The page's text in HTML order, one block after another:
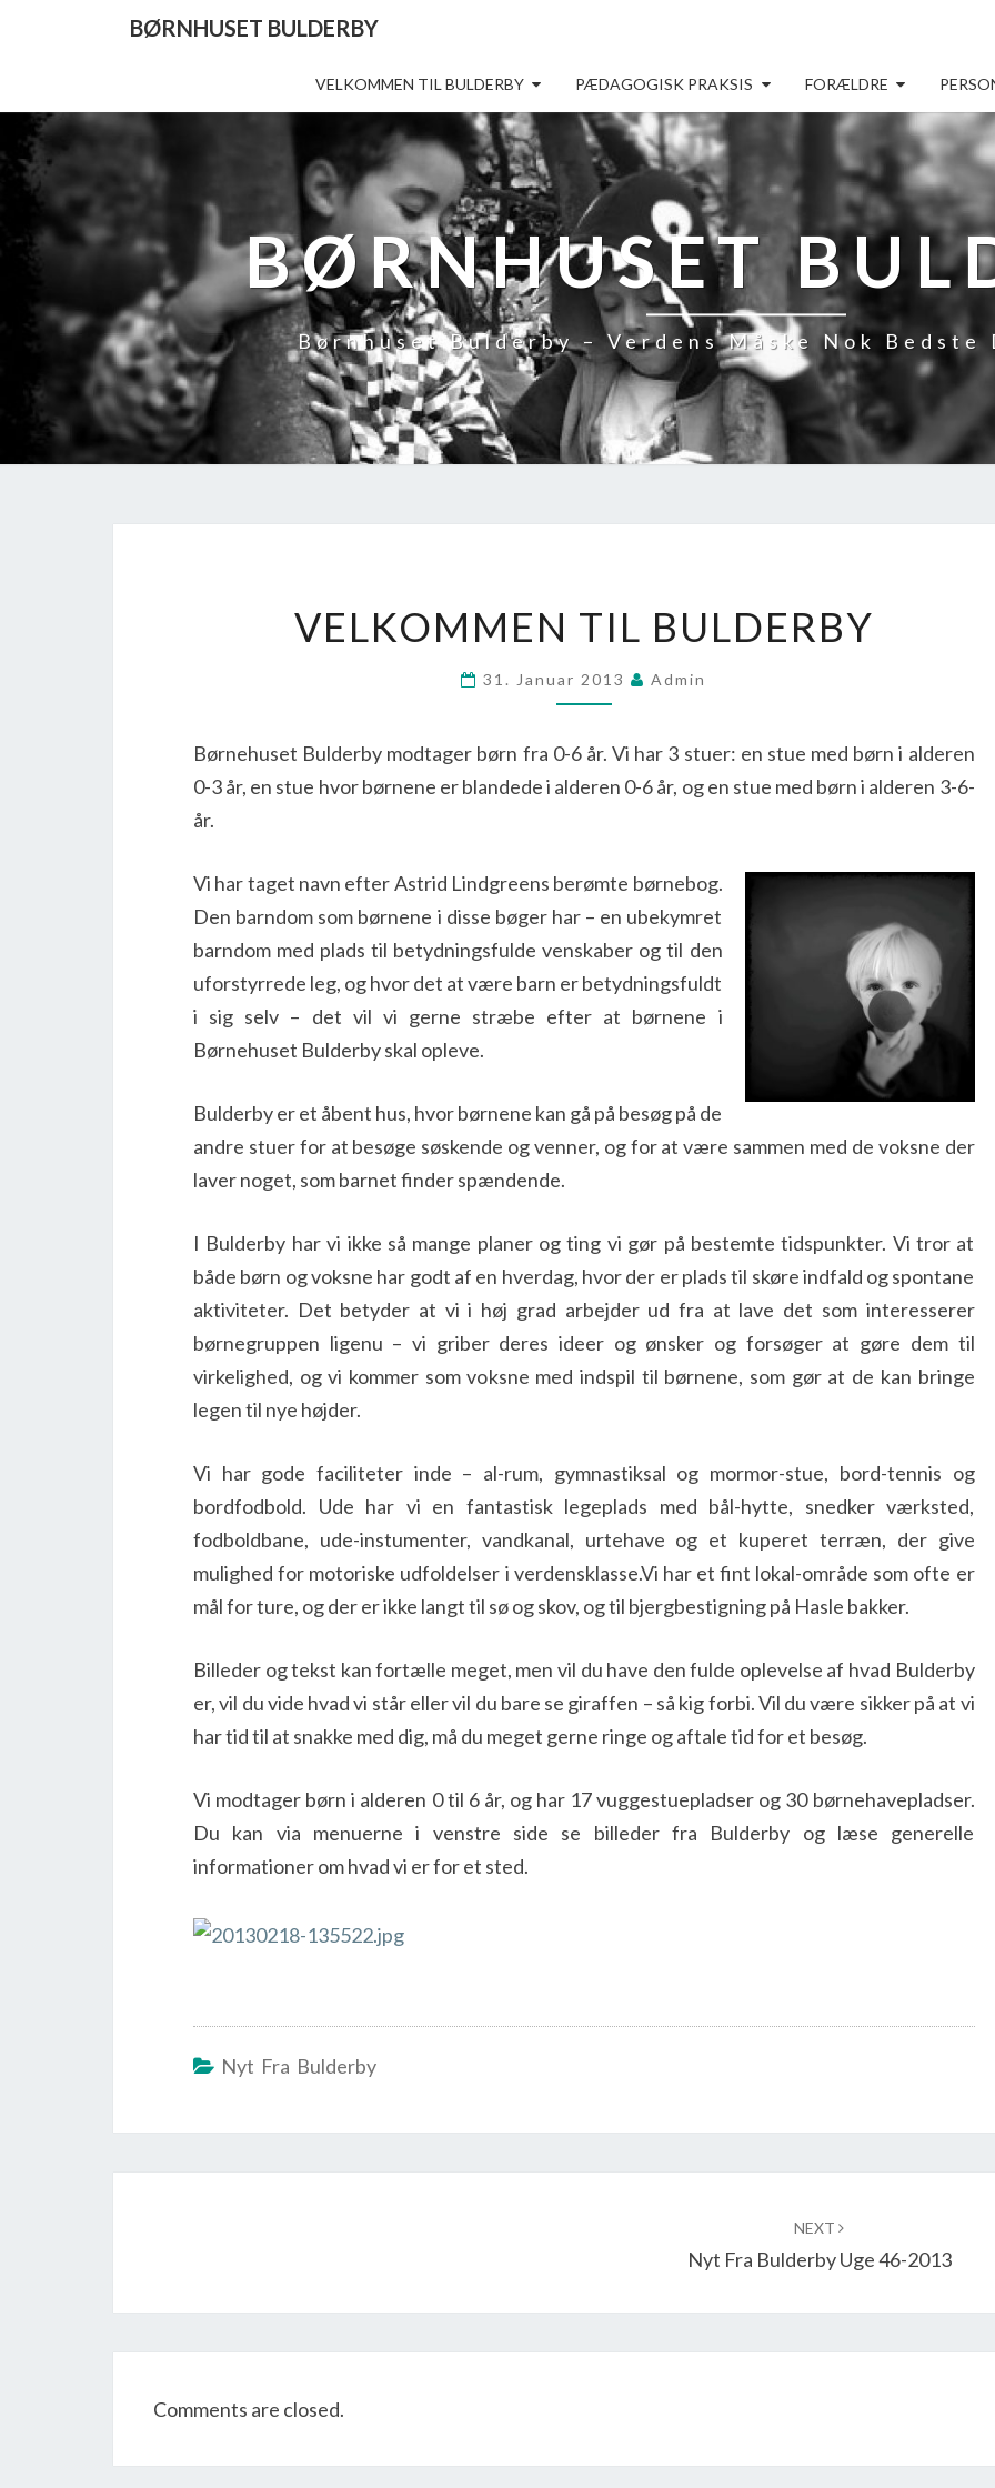
BØRNHUSET BULDERBY
VELKOMMEN TIL BULDERBY PÆDAGOGISK PRAKSIS FORÆLDRE
BØRNHUSET
Børnhuset Bulderby – Verdens Måske Nok
VELKOMMEN TIL BULDERBY
31. Januar 2013 Admin
Børnehuset Bulderby modtager børn fra 0-6 år. Vi har 3 stuer: en stue med børn i alderen
0-3 år, en stue hvor børnene er blandede i alderen 0-6 år, og en stue med børn i alderen 3-6-
år.
Vi har taget navn efter Astrid Lindgreens berømte børnebog.
Den barndom som børnene i disse bøger har – en ubekymret
barndom med plads til betydningsfulde venskaber og til den
uforstyrrede leg, og hvor det at være barn er betydningsfuldt
i sig selv – det vil vi gerne stræbe efter at børnene i
Børnehuset Bulderby skal opleve.
Bulderby er et åbent hus, hvor børnene kan gå på besøg på de
andre stuer for at besøge søskende og venner, og for at være sammen med de voksne der
laver noget, som barnet finder spændende.
I Bulderby har vi ikke så mange planer og ting vi gør på bestemte tidspunkter. Vi tror at
både børn og voksne har godt af en hverdag, hvor der er plads til skøre indfald og spontane
aktiviteter. Det betyder at vi i høj grad arbejder ud fra at lave det som interesserer
børnegruppen ligenu – vi griber deres ideer og ønsker og forsøger at gøre dem til
virkelighed, og vi kommer som voksne med indspil til børnene, som gør at de kan bringe
legen til nye højder.
Vi har gode faciliteter inde – al-rum, gymnastiksal og mormor-stue, bord-tennis og
bordfodbold. Ude har vi en fantastisk legeplads med bål-hytte, snedker værksted,
fodboldbane, ude-instumenter, vandkanal, urtehave og et kuperet terræn, der give
mulighed for motoriske udfoldelser i verdensklasse.Vi har et fint lokal-område som ofte er
mål for ture, og der er ikke langt til sø og skov, og til bjergbestigning på Hasle bakker.
Billeder og tekst kan fortælle meget, men vil du have den fulde oplevelse af hvad Bulderby
er, vil du vide hvad vi står eller vil du bare se giraffen – så kig forbi. Vil du være sikker på at vi
har tid til at snakke med dig, må du meget gerne ringe og aftale tid for et besøg.
Vi modtager børn i alderen 0 til 6 år, og har 17 vuggestuepladser og 30 børnehavepladser.
Du kan via menuerne i venstre side se billeder fra Bulderby og læse generelle
informationer om hvad vi er for et sted.
Nyt Fra Bulderby
NEXT
Nyt Fra Bulderby Uge 46-2013
Comments are closed.